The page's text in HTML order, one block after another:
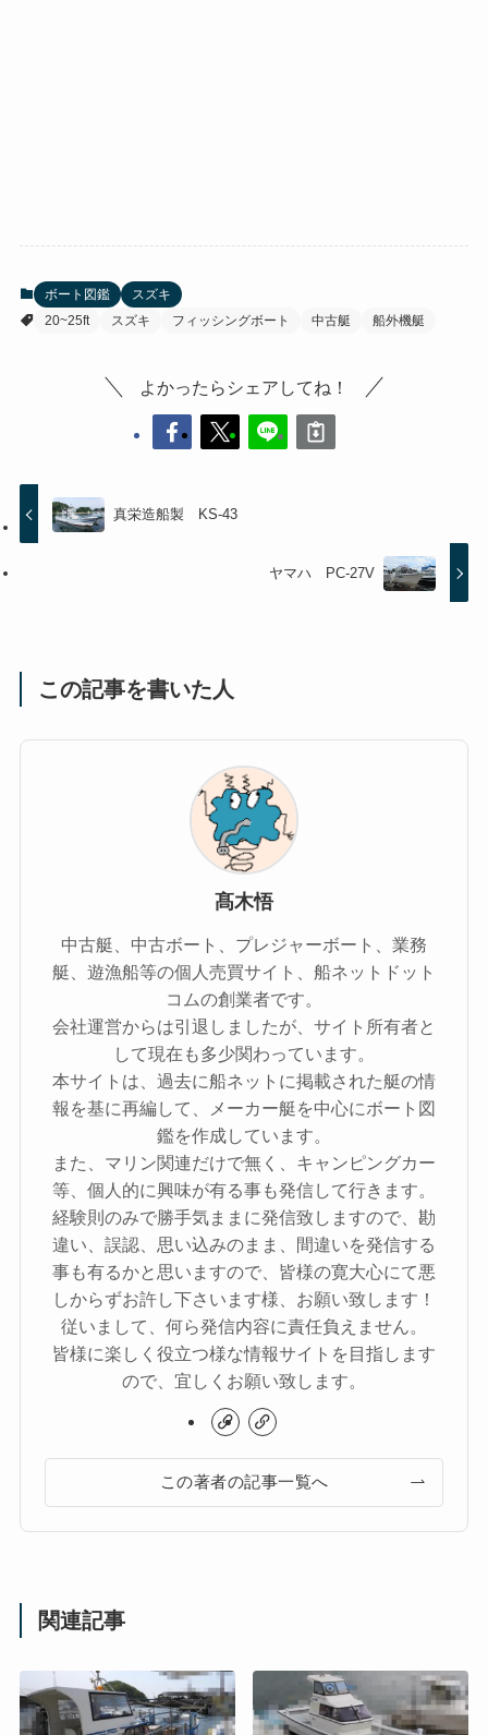
ボート図鑑
スズキ
20~25ft
スズキ フィッシングボート 中古艇 船外機艇
よかったらシェアしてね！
真栄造船製 KS-43
ヤマハ PC-27V
この記事を書いた人
髙木悟
中古艇、中古ボート、プレジャーボート、業務
艇、遊漁船等の個人売買サイト、船ネットドット
コムの創業者です。
会社運営からは引退しましたが、サイト所有者と
して現在も多少関わっています。
本サイトは、過去に船ネットに掲載された艇の情
報を基に再編して、メーカー艇を中心にボート図
鑑を作成しています。
また、マリン関連だけで無く、キャンピングカー
等、個人的に興味が有る事も発信して行きます。
経験則のみで勝手気ままに発信致しますので、勘
違い、誤認、思い込みのまま、間違いを発信する
事も有るかと思いますので、皆様の寛大心にて悪
しからずお許し下さいます様、お願い致します！
従いまして、何ら発信内容に責任負えません。
皆様に楽しく役立つ様な情報サイトを目指します
ので、宜しくお願い致します。
この著者の記事一覧へ
関連記事